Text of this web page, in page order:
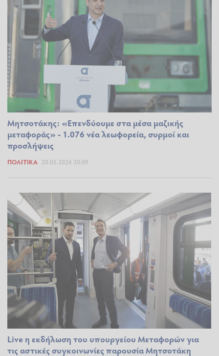
Μητσοτάκης: «Επενδύουμε στα μέσα μαζικής
μεταφοράς» - 1.076 νέα λεωφορεία, συρμοί και
προσλήψεις
ΠΟΛΙΤΙΚΆ 20.05.2026 20:09
Live η εκδήλωση του υπουργείου Μεταφορών για
τις αστικές συγκοινωνίες παρουσία Μητσοτάκη